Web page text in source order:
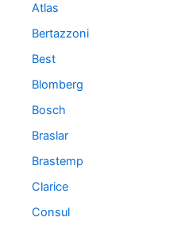
Atlas
Bertazzoni
Best
Blomberg
Bosch
Braslar
Brastemp
Clarice
Consul